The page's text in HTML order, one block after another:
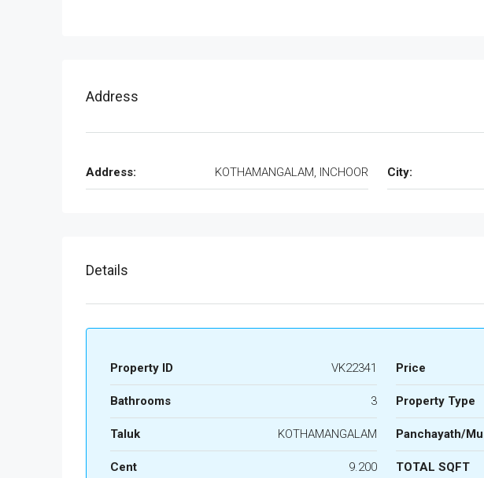
Address
Address: KOTHAMANGALAM, INCHOOR City:
Details
Property ID VK22341 Price
Bathrooms 3 Property Type
Taluk KOTHAMANGALAM Panchayath/
Cent 9.200 TOTAL SQFT